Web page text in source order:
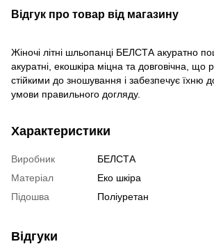
Відгук про товар від магазину
Жіночі літні шльопанці БЕЛСТА акуратно
акуратні, екошкіра міцна та довговічна, що
стійкими до зношування і забезпечує їхню
умови правильного догляду.
Характеристики
Виробник
БЕЛСТА
Матеріал
Еко шкіра
Підошва
Поліуретан
Відгуки